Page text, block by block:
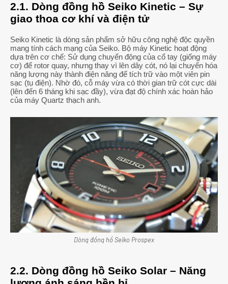
2.1. Dòng đồng hồ Seiko Kinetic – Sự
giao thoa cơ khí và điện tử
Seiko Kinetic là dòng sản phẩm sở hữu công nghệ độc quyền
mang tính cách mạng của Seiko. Bộ máy Kinetic hoạt động
dựa trên cơ chế: Sử dụng chuyển động của cổ tay (giống máy
cơ) để rotor quay, nhưng thay vì lên dây cót, nó lại chuyển hóa
năng lượng này thành điện năng để tích trữ vào một viên pin
sạc (tụ điện). Nhờ đó, cỗ máy vừa có thời gian trữ cót cực dài
(lên đến 6 tháng khi sạc đầy), vừa đạt độ chính xác hoàn hảo
của máy Quartz thạch anh.
Dòng đồng hồ Seiko Prospex
2.2. Dòng đồng hồ Seiko Solar – Năng